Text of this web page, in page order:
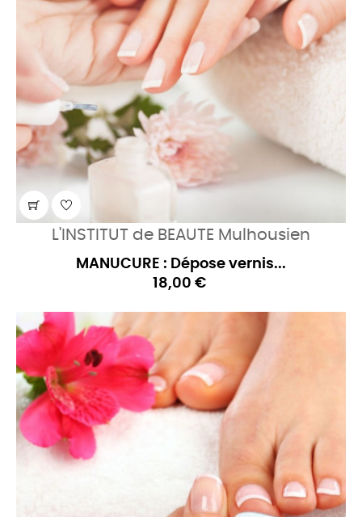
L'INSTITUT de BEAUTE Mulhousien
MANUCURE : Dépose vernis...
18,00 €